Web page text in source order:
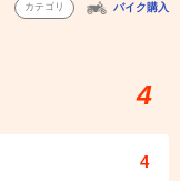
カテゴリ バイク購入
4
4